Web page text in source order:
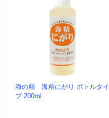
海の精 海精にがり ボトルタイ
プ 200ml